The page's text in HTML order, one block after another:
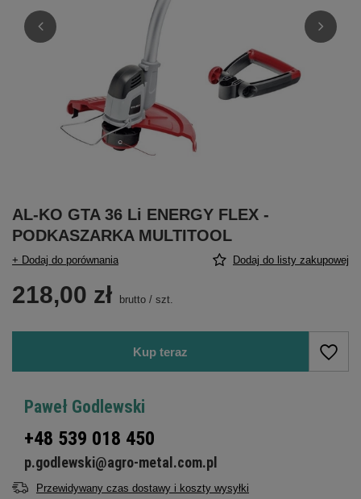
AL-KO GTA 36 Li ENERGY FLEX -
PODKASZARKA MULTITOOL
+ Dodaj do porównania Dodaj do listy zakupowej
218,00 zł brutto / szt.
Kup teraz
Paweł Godlewski
+48 539 018 450
p.godlewski@agro-metal.com.pl
Przewidywany czas dostawy i koszty wysyłki